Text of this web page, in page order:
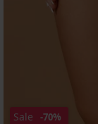
Sale -70%